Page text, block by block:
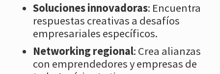
Soluciones innovadoras: Encuentra
respuestas creativas a desafíos
empresariales específicos.
Networking regional: Crea alianzas
con emprendedores y empresas de